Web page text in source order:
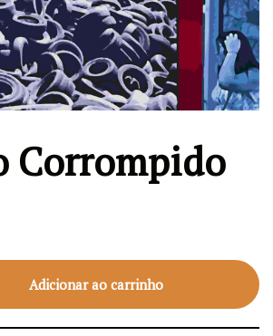
Corrompido
Adicionar ao carrinho